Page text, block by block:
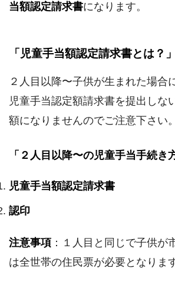
当額認定請求書になります。
「児童手当額認定請求書とは？」
２人目以降〜子供が生まれた場合
児童手当認定額請求書を提出しな
額になりませんのでご注意下さい。
「２人目以降〜の児童手当手続き
児童手当額認定請求書
認印
注意事項 ：１人目と同じで子供が
は全世帯の住民票が必要となりま